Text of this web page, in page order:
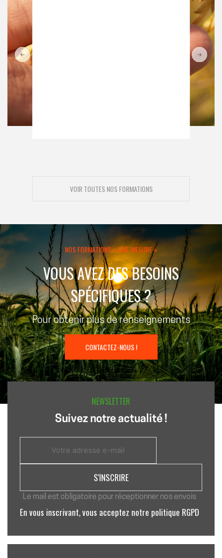
VOIR TOUTES NOS FORMATIONS
NOS FORMATIONS « SUR-MESURE »
VOUS AVEZ DES BESOINS
SPÉCIFIQUES ?
Pour obtenir plus de renseignements
CONTACTEZ-NOUS !
NEWSLETTER
Suivez notre actualité !
Le mail est obligatoire pour réceptionner nos envois
En vous inscrivant, vous acceptez notre politique RGPD